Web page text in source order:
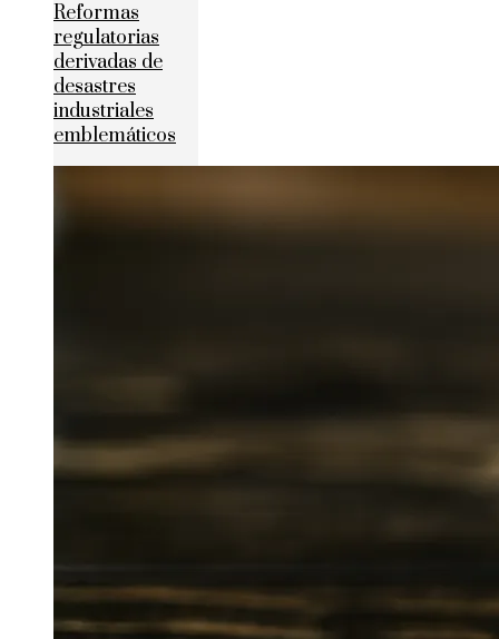
Reformas
regulatorias
derivadas de
desastres
industriales
emblemáticos